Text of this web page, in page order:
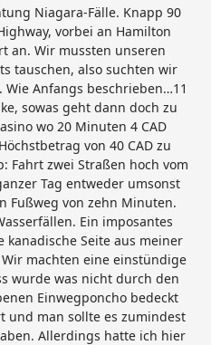
Niagara-Fälle. Knapp 90
vorbei an Hamilton
an. Wir mussten unseren
tauschen, also suchten wir
Anfangs beschrieben…11
sowas geht dann doch zu
wo 20 Minuten 4 CAD
von 40 CAD zu
Fahrt zwei Straßen hoch vom
Tag entweder umsonst
Fußweg von zehn Minuten.
Ein imposantes
Seite aus meiner
machten eine einstündige
wurde was nicht durch den
Einwegponcho bedeckt
und man sollte es zumindest
Allerdings hatte ich hier